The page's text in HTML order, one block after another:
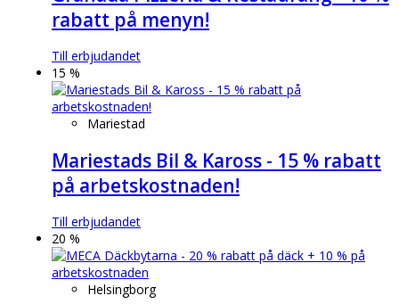
rabatt på menyn!
Till erbjudandet
15 %
Mariestad
Mariestads Bil & Kaross - 15 % rabatt
på arbetskostnaden!
Till erbjudandet
20 %
Helsingborg